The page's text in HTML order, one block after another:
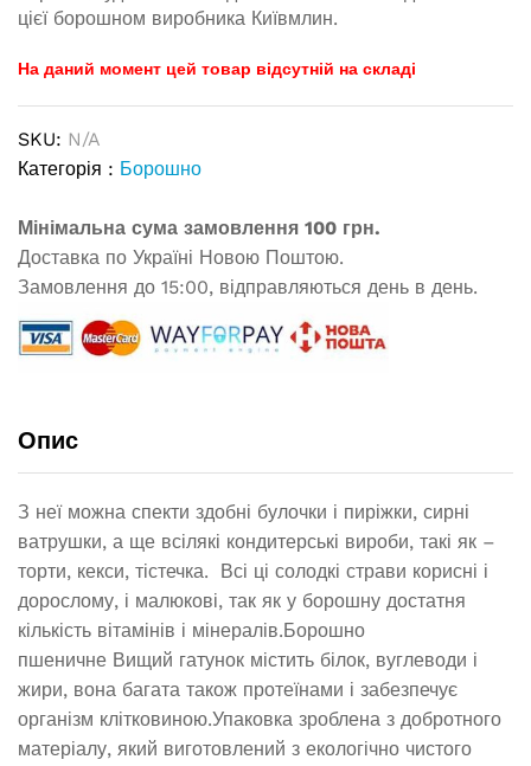
цієї борошном виробника Київмлин.
На даний момент цей товар відсутній на складі
SKU: N/A
Категорія : Борошно
Мінімальна сума замовлення 100 грн.
Доставка по Україні Новою Поштою.
Замовлення до 15:00, відправляються день в день.
Опис
З неї можна спекти здобні булочки і пиріжки, сирні
ватрушки, а ще всілякі кондитерські вироби, такі як –
торти, кекси, тістечка. Всі ці солодкі страви корисні і
дорослому, і малюкові, так як у борошну достатня
кількість вітамінів і мінералів.Борошно
пшеничне Вищий гатунок містить білок, вуглеводи і
жири, вона багата також протеїнами і забезпечує
організм клітковиною.Упаковка зроблена з добротного
матеріалу, який виготовлений з екологічно чистого